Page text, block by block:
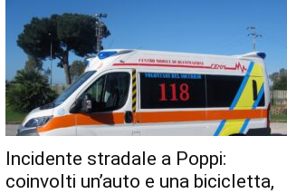
Incidente stradale a Poppi:
coinvolti un’auto e una bicicletta,